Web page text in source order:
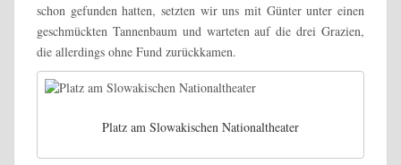
schon gefunden hatten, setzten wir uns mit Günter unter einen
geschmückten Tannenbaum und warteten auf die drei Grazien,
die allerdings ohne Fund zurückkamen.
Platz am Slowakischen Nationaltheater